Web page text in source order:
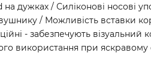
дужках / Силіконові носові
/ Можливість вставки
- забезпечують
використання при